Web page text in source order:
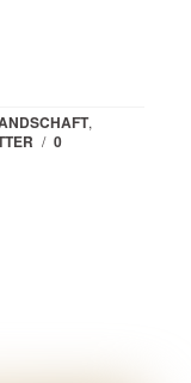
,
/ 0